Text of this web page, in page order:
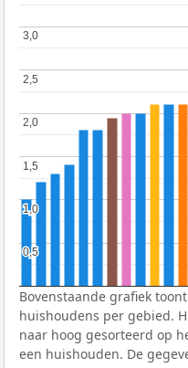
0,5
0,5
1,0
1,0
1,5
1,5
2,0
2,0
2,5
2,5
3,0
3,0
Bovenstaande grafiek
huishoudens per gebied.
naar hoog gesorteerd op
een huishouden. De